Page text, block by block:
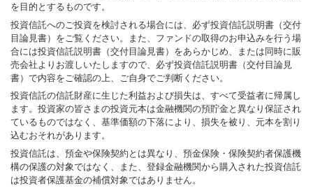
を目的とするものです。
投資信託へのご投資を検討される場合には、必ず投資信託説明書（交付
目論見書）をご覧ください。また、ファンドの取得のお申込みを行う場
合には投資信託説明書（交付目論見書）をあらかじめ、または同時に販
売会社よりお渡しいたしますので、必ず投資信託説明書（交付目論見
書）で内容をご確認の上、ご自身でご判断ください。
投資信託の信託財産に生じた利益および損失は、すべて受益者に帰属し
ます。投資家の皆さまの投資元本は金融機関の預貯金と異なり保証され
ているものではなく、基準価額の下落により、損失を被り、元本を割り
込むおそれがあります。
投資信託は、預金や保険契約とは異なり、預金保険・保険契約者保護機
構の保護の対象ではなく、また、登録金融機関から購入された投資信託
は投資者保護基金の補償対象ではありません。